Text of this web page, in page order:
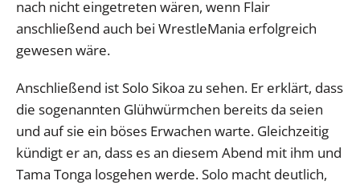
nach nicht eingetreten wären, wenn Flair
anschließend auch bei WrestleMania erfolgreich
gewesen wäre.
Anschließend ist Solo Sikoa zu sehen. Er erklärt, dass
die sogenannten Glühwürmchen bereits da seien
und auf sie ein böses Erwachen warte. Gleichzeitig
kündigt er an, dass es an diesem Abend mit ihm und
Tama Tonga losgehen werde. Solo macht deutlich,